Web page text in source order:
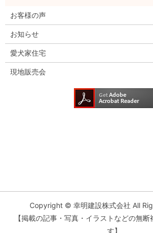
お客様の声
お知らせ
愛犬家住宅
現地販売会
Copyright © 幸明建設株式会社 All
【掲載の記事・写真・イラストなどの無
す】